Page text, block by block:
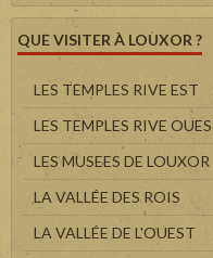
QUE VISITER À LOUXOR ?
LES TEMPLES RIVE EST
LES TEMPLES RIVE
LES MUSEES DE LOUXOR
LA VALLÉE DES ROIS
LA VALLÉE DE L'OUEST